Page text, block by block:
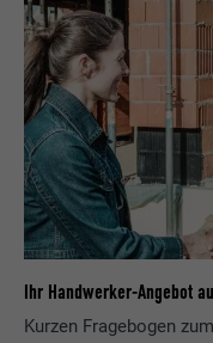
Ihr Handwerker-Angebot
Kurzen Fragebogen